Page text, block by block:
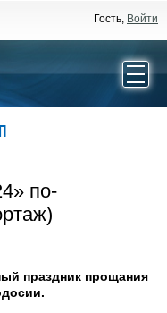
Гость, Войти
по-
праздник прощания